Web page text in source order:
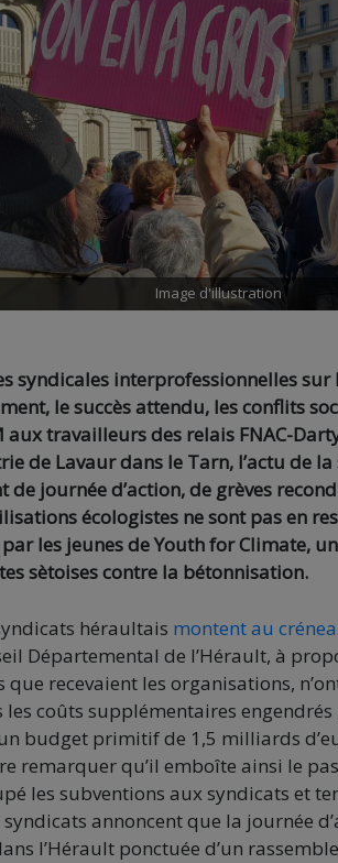
Image d'illustration
syndicales interprofessionnelles
le succès attendu, les conflits
travailleurs des relais FNAC-
de Lavaur dans le Tarn, l’actu de
journée d’action, de grèves
écologistes ne sont pas en
les jeunes de Youth for Climate,
sètoises contre la bétonnisation.
héraultais montent au
Départemental de l’Hérault, à
recevaient les organisations,
coûts supplémentaires
budget primitif de 1,5 milliards
remarquer qu’il emboîte ainsi le
les subventions aux syndicats et
annoncent que la journée
l’Hérault ponctuée d’un